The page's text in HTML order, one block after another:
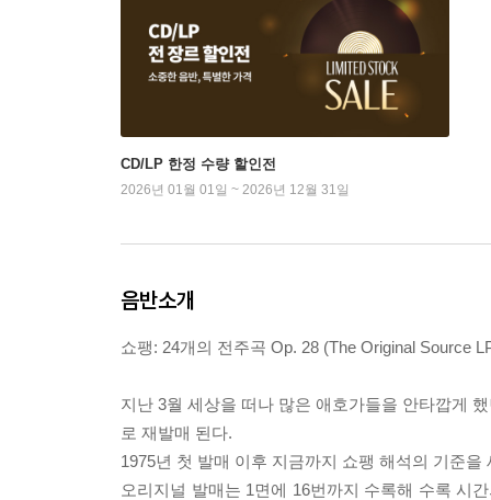
CD/LP 한정 수량 할인전
2026년 01월 01일 ~ 2026년 12월 31일
음반소개
쇼팽: 24개의 전주곡 Op. 28 (The Original Source
지난 3월 세상을 떠나 많은 애호가들을 안타깝게
로 재발매 된다.
1975년 첫 발매 이후 지금까지 쇼팽 해석의 기준
오리지널 발매는 1면에 16번까지 수록해 수록 시